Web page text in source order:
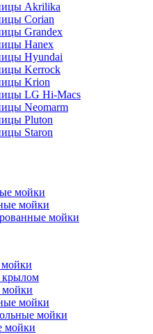
Akrilika
Corian
Grandex
Hanex
Hyundai
Kerrock
Krion
LG Hi-Macs
Neomarm
Pluton
Staron
мойки
мойки
мойки
мойки
мойки
мойки
мойки